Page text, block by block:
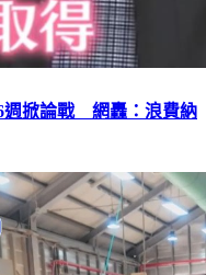
週掀論戰 網轟：浪費納